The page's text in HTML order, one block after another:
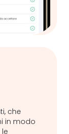
che
in modo